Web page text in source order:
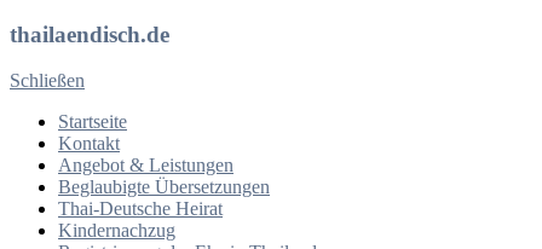
thailaendisch.de
Schließen
Startseite
Kontakt
Angebot & Leistungen
Beglaubigte Übersetzungen
Thai-Deutsche Heirat
Kindernachzug